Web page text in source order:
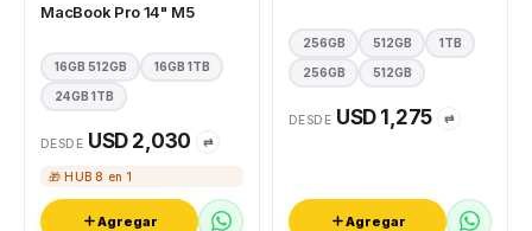
MacBook Pro 14" M5
16GB 512GB 16GB 1TB
24GB 1TB
DESDE USD 2,030 ⇄
🎁 HUB 8 en 1
Agregar
256GB 512GB 1TB
256GB 512GB
DESDE USD 1,275 ⇄
Agregar